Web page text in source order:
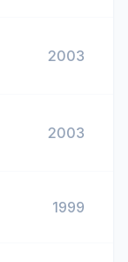
2003
2003
1999